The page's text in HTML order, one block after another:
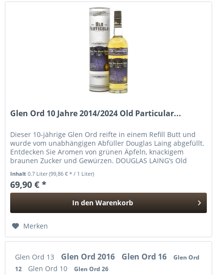
Glen Ord 10 Jahre 2014/2024 Old Particular...
Dieser 10-jährige Glen Ord reifte in einem Refill Butt und
wurde vom unabhängigen Abfüller Douglas Laing abgefüllt.
Entdecken Sie Aromen von grünen Äpfeln, knackigem
braunen Zucker und Gewürzen. DOUGLAS LAING‘s Old
Inhalt0.7 Liter(99,86 € * / 1 Liter)
69,90 € *
In den Warenkorb
Merken
Glen Ord 13 Glen Ord 2016 Glen Ord 16
Glen Ord
12
Glen Ord 10 Glen Ord 26